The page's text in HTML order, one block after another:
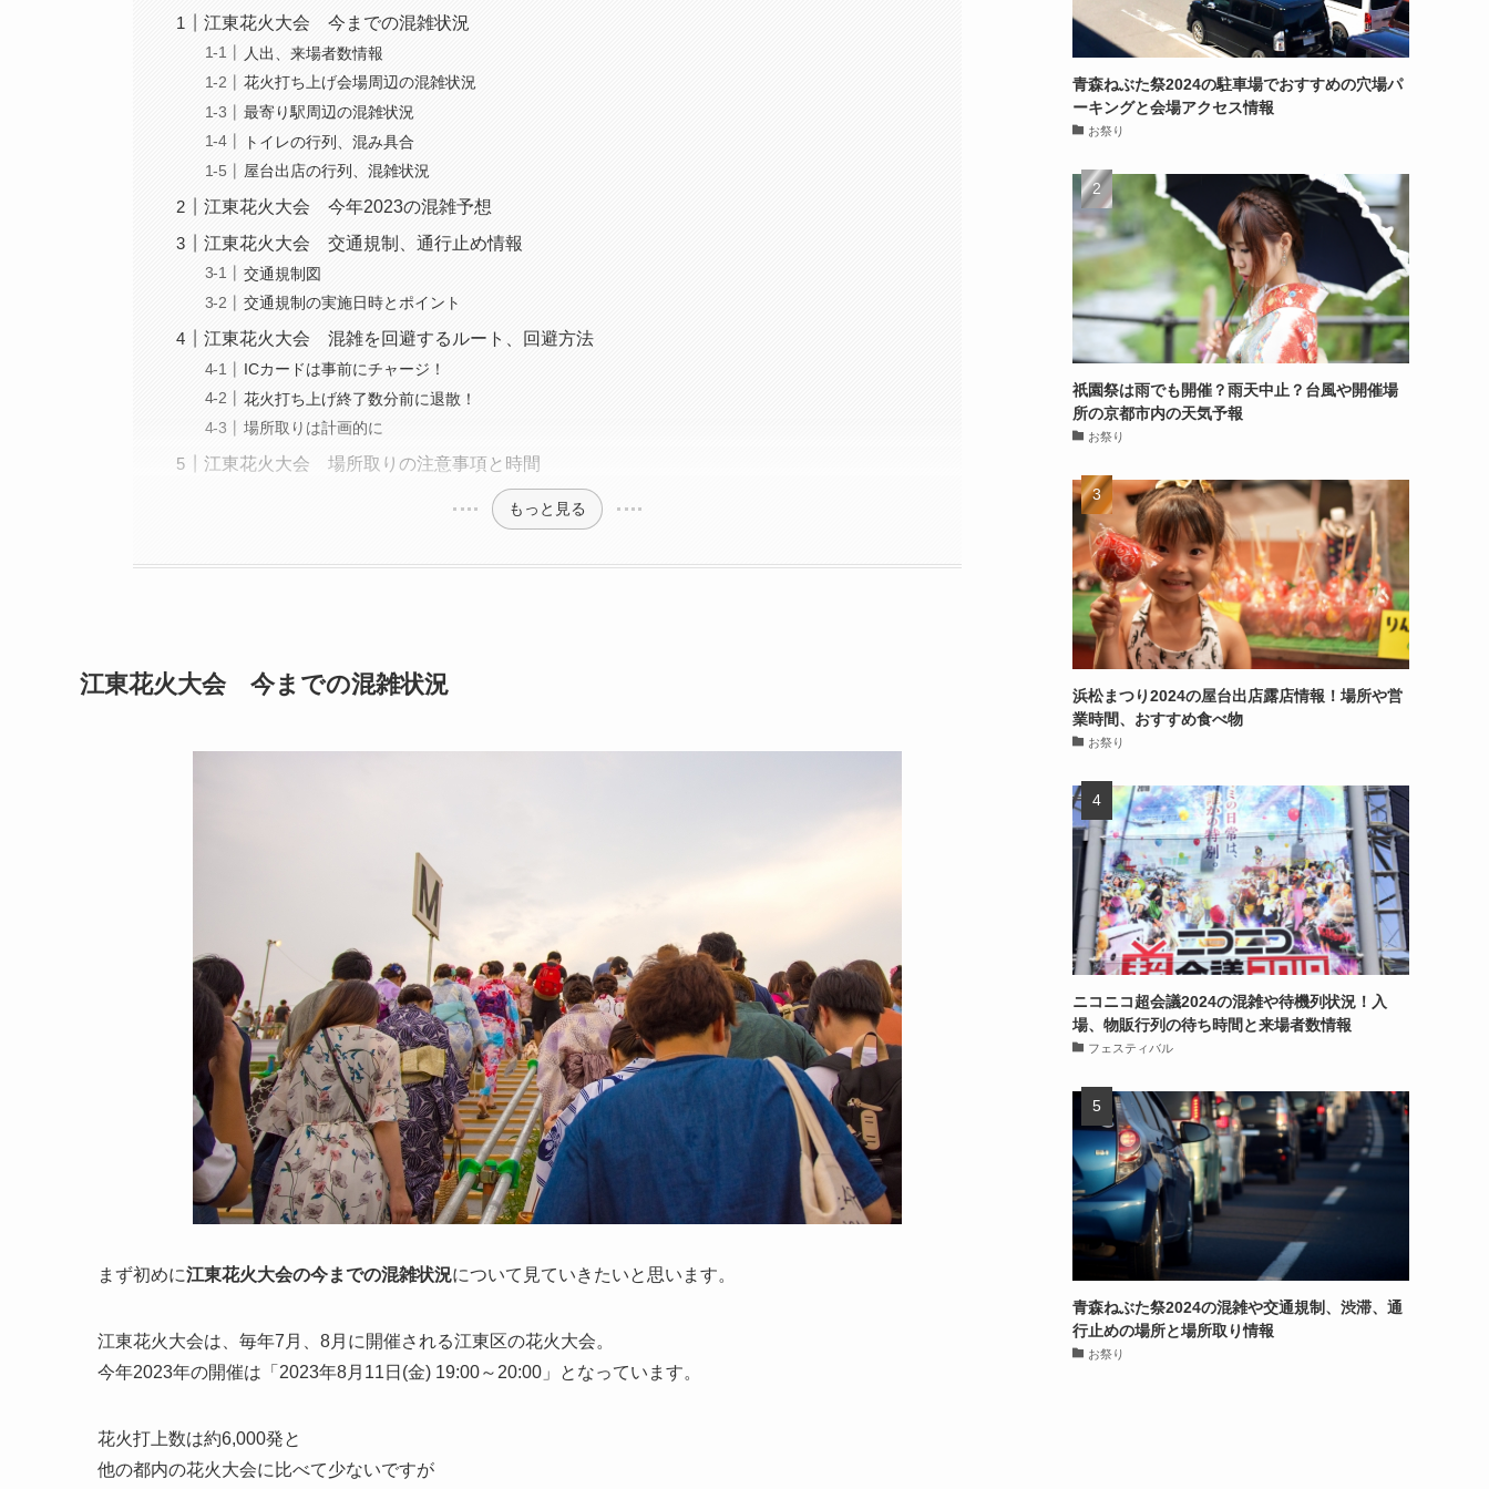
江東花火大会 今までの混雑状況
人出、来場者数情報
花火打ち上げ会場周辺の混雑状況
最寄り駅周辺の混雑状況
トイレの行列、混み具合
屋台出店の行列、混雑状況
江東花火大会 今年2023の混雑予想
江東花火大会 交通規制、通行止め情報
交通規制図
交通規制の実施日時とポイント
江東花火大会 混雑を回避するルート、回避方法
ICカードは事前にチャージ！
花火打ち上げ終了数分前に退散！
場所取りは計画的に
江東花火大会 場所取りの注意事項と時間
もっと見る
江東花火大会 今までの混雑状況
まず初めに江東花火大会の今までの混雑状況について見ていきたいと思います。
江東花火大会は、毎年7月、8月に開催される江東区の花火大会。
今年2023年の開催は「2023年8月11日(金) 19:00～20:00」となっています。
花火打上数は約6,000発と
他の都内の花火大会に比べて少ないですが
青森ねぶた祭2024の駐車場でおすすめの穴場パ
ーキングと会場アクセス情報
お祭り
祇園祭は雨でも開催？雨天中止？台風や開催場
所の京都市内の天気予報
お祭り
浜松まつり2024の屋台出店露店情報！場所や営
業時間、おすすめ食べ物
お祭り
ニコニコ超会議2024の混雑や待機列状況！入
場、物販行列の待ち時間と来場者数情報
フェスティバル
青森ねぶた祭2024の混雑や交通規制、渋滞、通
行止めの場所と場所取り情報
お祭り